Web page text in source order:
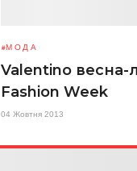
МОДА
Valentino весна-
Fashion Week
04 Жовтня 2013